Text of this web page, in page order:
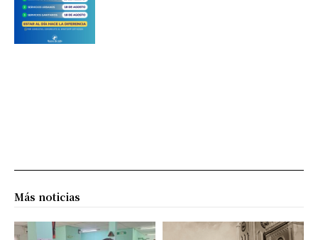
Más noticias